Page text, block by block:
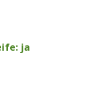
ja